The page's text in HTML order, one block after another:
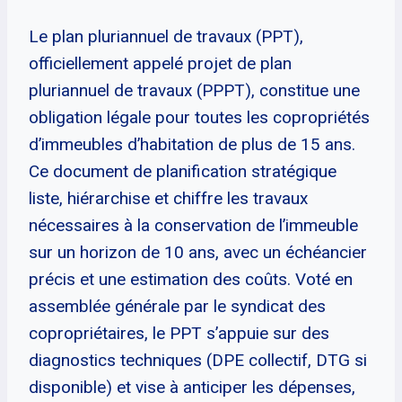
Le plan pluriannuel de travaux (PPT),
officiellement appelé projet de plan
pluriannuel de travaux (PPPT), constitue une
obligation légale pour toutes les copropriétés
d’immeubles d’habitation de plus de 15 ans.
Ce document de planification stratégique
liste, hiérarchise et chiffre les travaux
nécessaires à la conservation de l’immeuble
sur un horizon de 10 ans, avec un échéancier
précis et une estimation des coûts. Voté en
assemblée générale par le syndicat des
copropriétaires, le PPT s’appuie sur des
diagnostics techniques (DPE collectif, DTG si
disponible) et vise à anticiper les dépenses,